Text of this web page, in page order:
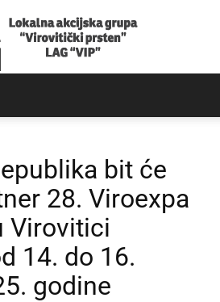
Virovitički
prsten
bit će
28. Viroexpa
Virovitici
14. do 16.
godine